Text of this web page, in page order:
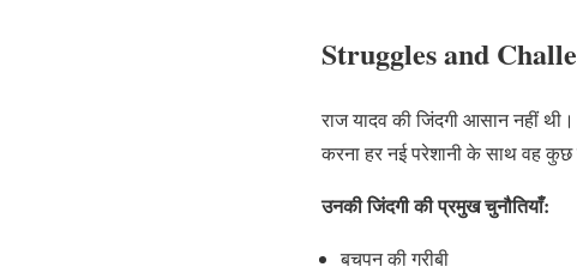
Struggles and
राज यादव की जिंदगी आसान नहीं
करना हर नई परेशानी के साथ वह
उनकी जिंदगी की प्रमुख चुनौतियाँ:
बचपन की गरीबी